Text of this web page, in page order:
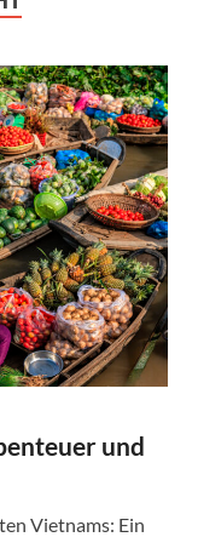
und
Vietnams: Ein